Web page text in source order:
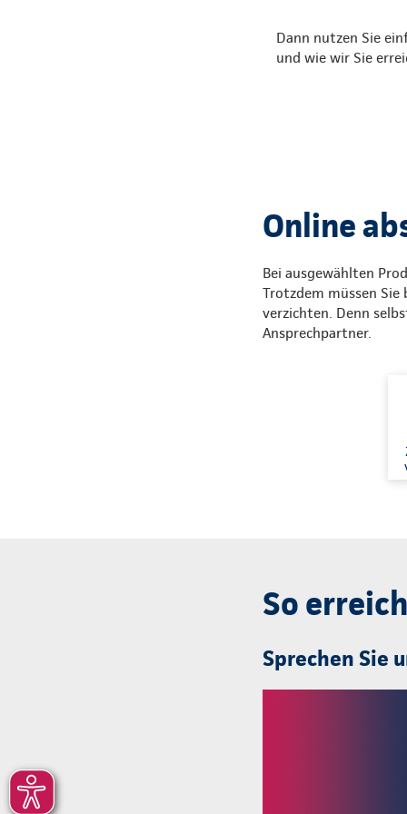
Dann nutzen Sie
und wie wir Sie
Online
Bei ausgewählten
Trotzdem müssen
verzichten. Denn
Ansprechpartner.
So
Sprechen Sie